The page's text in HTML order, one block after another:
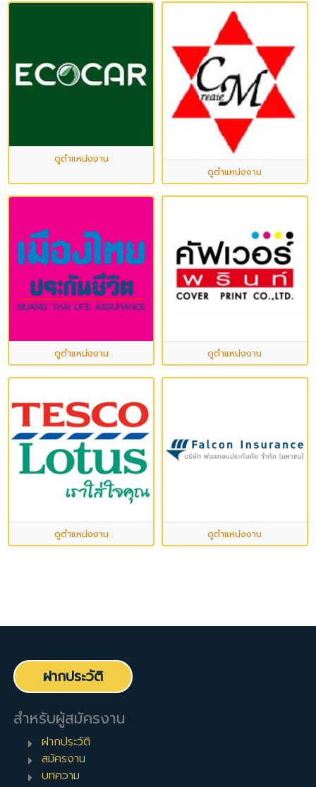
ดูตำแหน่งงาน
ดูตำแหน่งงาน
ดูตำแหน่งงาน ดูตำแหน่งงาน
ดูตำแหน่งงาน ดูตำแหน่งงาน
ฝากประวัติ
สำหรับผู้สมัครงาน
ฝากประวัติ
สมัครงาน
บทความ